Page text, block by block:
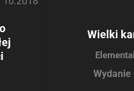
Wielki
Elemental
Wydanie